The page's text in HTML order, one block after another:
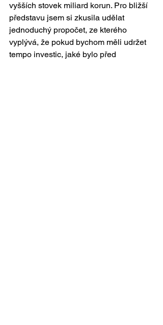
vyšších stovek miliard korun. Pro bližší
představu jsem si zkusila udělat
jednoduchý propočet, ze kterého
vyplývá, že pokud bychom měli udržet
tempo investic, jaké bylo před